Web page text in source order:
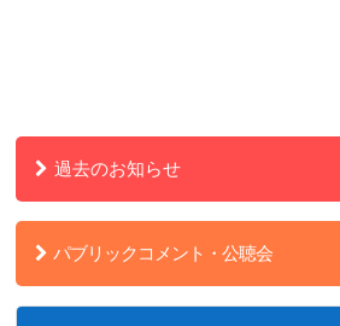
過去のお知らせ
パブリックコメント・公聴会